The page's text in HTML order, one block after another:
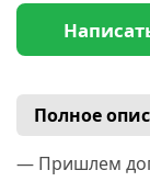
Полное
— Пришлем